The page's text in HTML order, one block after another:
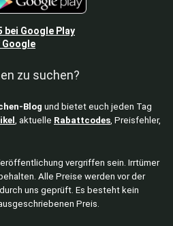
bei Google Play
Google
zu suchen?
Blog und bietet euch jeden Tag
, aktuelle Rabattcodes, Preisfehler,
vergriffen sein. Irrtümer
Alle Preise werden vor der
uns geprüft. Es besteht kein
Preis.